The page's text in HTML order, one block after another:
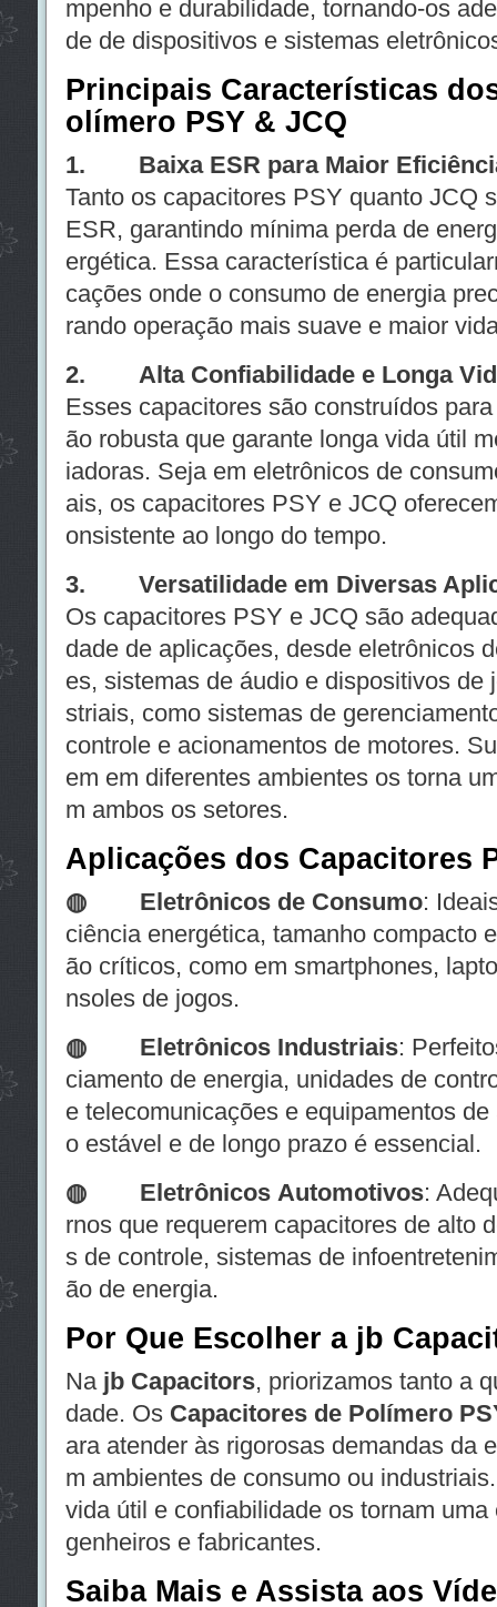
mpenho e durabilidade, tornando-os
de de dispositivos e sistemas
Principais Características
olímero PSY & JCQ
1. Baixa ESR para Maior
Tanto os capacitores PSY quanto JCQ
ESR, garantindo mínima perda de
ergética. Essa característica é
cações onde o consumo de energia
rando operação mais suave e maior
2. Alta Confiabilidade e Longa
Esses capacitores são construídos
ão robusta que garante longa vida útil
iadoras. Seja em eletrônicos de
ais, os capacitores PSY e JCQ
onsistente ao longo do tempo.
3. Versatilidade em Diversas
Os capacitores PSY e JCQ são
dade de aplicações, desde eletrônicos
es, sistemas de áudio e dispositivos de
striais, como sistemas de
controle e acionamentos de motores.
em em diferentes ambientes os torna
m ambos os setores.
Aplicações dos Capacitores
◍ Eletrônicos de Consumo:
ciência energética, tamanho compacto
ão críticos, como em smartphones,
nsoles de jogos.
◍ Eletrônicos Industriais:
ciamento de energia, unidades de
e telecomunicações e equipamentos
o estável e de longo prazo é essencial.
◍ Eletrônicos Automotivos:
rnos que requerem capacitores de alto
s de controle, sistemas de
ão de energia.
Por Que Escolher a jb
Na jb Capacitors, priorizamos tanto a
dade. Os Capacitores de Polímero
ara atender às rigorosas demandas da
m ambientes de consumo ou
vida útil e confiabilidade os tornam
genheiros e fabricantes.
Saiba Mais e Assista aos